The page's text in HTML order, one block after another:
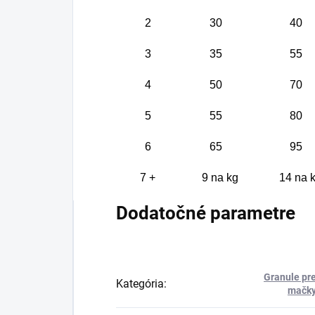
2 30 40
3 35 55
4 50 70
5 55 80
6 65 95
7 + 9 na kg 14 na
Dodatočné parametre
Kategória:
Granule